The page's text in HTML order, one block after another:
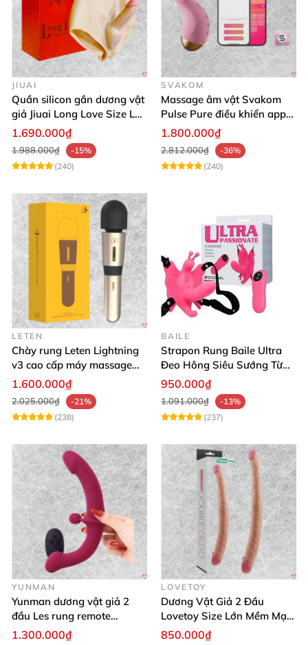
JIUAI
Quần silicon gắn dương vật
giả Jiuai Long Love Size L
hỗ trợ khoái cảm
1.690.000₫
1.988.000₫
-15%
(240)
SVAKOM
Massage âm vật Svakom
Pulse Pure điều khiển app
công nghệ sóng âm cao cấp
1.800.000₫
2.812.000₫
-36%
(240)
LETEN
Chày rung Leten Lightning
v3 cao cấp máy massage
kích thích mạnh
1.600.000₫
2.025.000₫
-21%
(238)
BAILE
Strapon Rung Baile Ultra
Đeo Hông Siêu Sướng Từ
Xa
950.000₫
1.091.000₫
-13%
(237)
YUNMAN
Yunman dương vật giả 2
đầu Les rung remote
silicone mềm mại
1.300.000₫
LOVETOY
Dương Vật Giả 2 Đầu
Lovetoy Size Lớn Mềm Mại
Uốn Cong Kháng Khuẩn
850.000₫